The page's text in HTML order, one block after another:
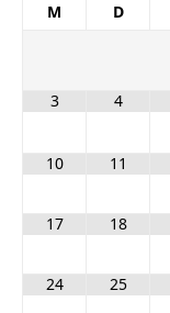
M D
3 4
10 11
17 18
24 25